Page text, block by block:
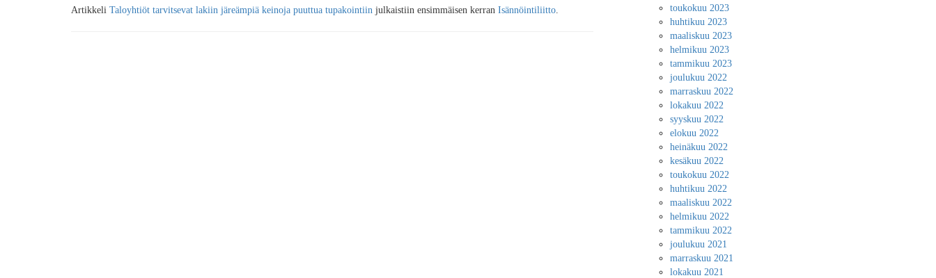
Artikkeli Taloyhtiöt tarvitsevat lakiin järeämpiä keinoja puuttua tupakointiin julkaistiin ensimmäisen kerran Isännöintiliitto.
toukokuu 2023
huhtikuu 2023
maaliskuu 2023
helmikuu 2023
tammikuu 2023
joulukuu 2022
marraskuu 2022
lokakuu 2022
syyskuu 2022
elokuu 2022
heinäkuu 2022
kesäkuu 2022
toukokuu 2022
huhtikuu 2022
maaliskuu 2022
helmikuu 2022
tammikuu 2022
joulukuu 2021
marraskuu 2021
lokakuu 2021